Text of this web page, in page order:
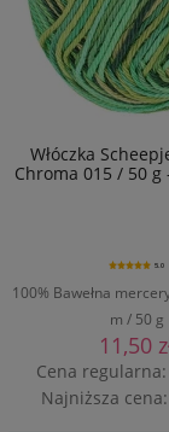
Włóczka
Chroma 015 / 50 g
100% Bawełna
m / 50 g
5.0
11,50
Cena
Najniższa